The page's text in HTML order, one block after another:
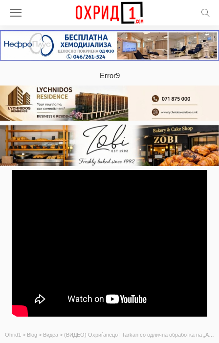
Error9
Ohrid1 > Blog > Видеа > (ВИДЕО) Охриѓанецот Tarkan со одлична обработка на „Attention“ на Charlie Puth – „Каде ли згрешив“